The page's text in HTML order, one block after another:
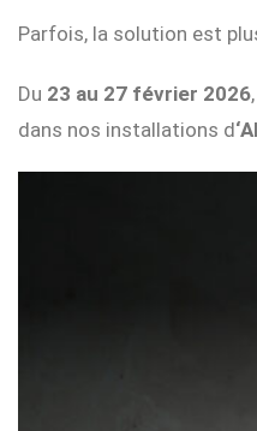
Parfois, la solution est
Du 23 au 27 février 2026
dans nos installations d